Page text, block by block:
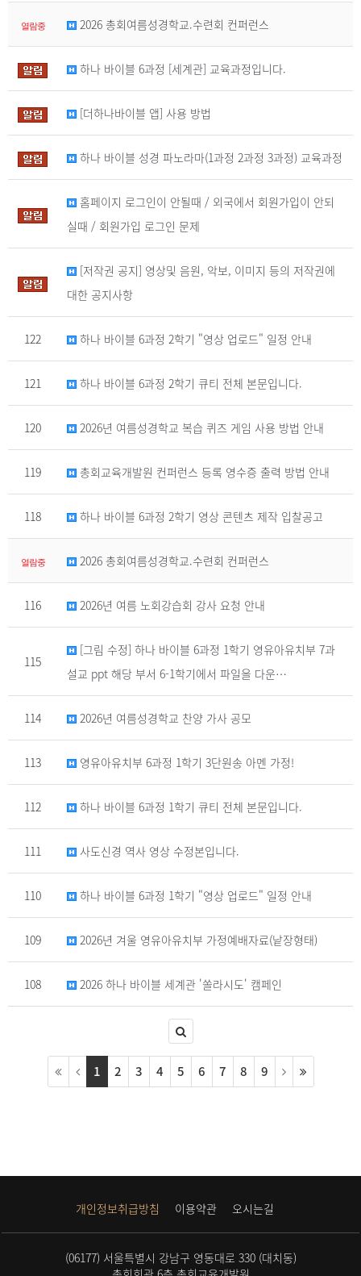
열람중 2026 총회여름성경학교.수련회 컨퍼런스
하나 바이블 6과정 [세계관] 교육과정입니다.
[더하나바이블 앱] 사용 방법
하나 바이블 성경 파노라마(1과정 2과정 3과정) 교육과정
홈페이지 로그인이 안될때 / 외국에서 회원가입이 안되
실때 / 회원가입 로그인 문제
[저작권 공지] 영상및 음원, 악보, 이미지 등의 저작권에
대한 공지사항
122 하나 바이블 6과정 2학기 "영상 업로드" 일정 안내
121 하나 바이블 6과정 2학기 큐티 전체 본문입니다.
120 2026년 여름성경학교 복습 퀴즈 게임 사용 방법 안내
119 총회교육개발원 컨퍼런스 등록 영수증 출력 방법 안내
118 하나 바이블 6과정 2학기 영상 콘텐츠 제작 입찰공고
열람중 2026 총회여름성경학교.수련회 컨퍼런스
116 2026년 여름 노회강습회 강사 요청 안내
115
[그림 수정] 하나 바이블 6과정 1학기 영유아유치부 7과
설교 ppt 해당 부서 6-1학기에서 파일을 다운…
114 2026년 여름성경학교 찬양 가사 공모
113 영유아유치부 6과정 1학기 3단원송 아멘 가정!
112 하나 바이블 6과정 1학기 큐티 전체 본문입니다.
111 사도신경 역사 영상 수정본입니다.
110 하나 바이블 6과정 1학기 "영상 업로드" 일정 안내
109 2026년 겨울 영유아유치부 가정예배자료(낱장형태)
108 2026 하나 바이블 세계관 '쏠라시도' 캠페인
1 2 3 4 5 6 7 8 9
개인정보취급방침 이용약관 오시는길
(06177) 서울특별시 강남구 영동대로 330 (대치동)